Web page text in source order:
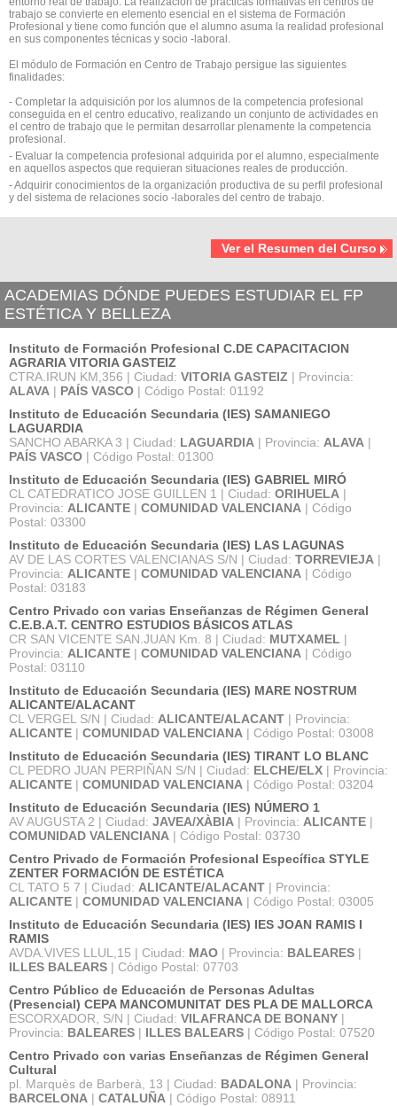
trabajo se convierte en elemento esencial en el sistema de Formación
Profesional y tiene como función que el alumno asuma la realidad profesional
en sus componentes técnicas y socio -laboral.
El módulo de Formación en Centro de Trabajo persigue las siguientes
finalidades:
- Completar la adquisición por los alumnos de la competencia profesional
conseguida en el centro educativo, realizando un conjunto de actividades en
el centro de trabajo que le permitan desarrollar plenamente la competencia
profesional.
- Evaluar la competencia profesional adquirida por el alumno, especialmente
en aquellos aspectos que requieran situaciones reales de producción.
- Adquirir conocimientos de la organización productiva de su perfil profesional
y del sistema de relaciones socio -laborales del centro de trabajo.
Ver el Resumen del Curso
ACADEMIAS DÓNDE PUEDES ESTUDIAR EL FP
ESTÉTICA Y BELLEZA
Instituto de Formación Profesional C.DE CAPACITACION
AGRARIA VITORIA GASTEIZ
CTRA.IRUN KM,356 | Ciudad: VITORIA GASTEIZ | Provincia:
ALAVA | PAÍS VASCO | Código Postal: 01192
Instituto de Educación Secundaria (IES) SAMANIEGO
LAGUARDIA
SANCHO ABARKA 3 | Ciudad: LAGUARDIA | Provincia: ALAVA |
PAÍS VASCO | Código Postal: 01300
Instituto de Educación Secundaria (IES) GABRIEL MIRÓ
CL CATEDRATICO JOSE GUILLEN 1 | Ciudad: ORIHUELA |
Provincia: ALICANTE | COMUNIDAD VALENCIANA | Código
Postal: 03300
Instituto de Educación Secundaria (IES) LAS LAGUNAS
AV DE LAS CORTES VALENCIANAS S/N | Ciudad: TORREVIEJA |
Provincia: ALICANTE | COMUNIDAD VALENCIANA | Código
Postal: 03183
Centro Privado con varias Enseñanzas de Régimen General
C.E.B.A.T. CENTRO ESTUDIOS BÁSICOS ATLAS
CR SAN VICENTE SAN.JUAN Km. 8 | Ciudad: MUTXAMEL |
Provincia: ALICANTE | COMUNIDAD VALENCIANA | Código
Postal: 03110
Instituto de Educación Secundaria (IES) MARE NOSTRUM
ALICANTE/ALACANT
CL VERGEL S/N | Ciudad: ALICANTE/ALACANT | Provincia:
ALICANTE | COMUNIDAD VALENCIANA | Código Postal: 03008
Instituto de Educación Secundaria (IES) TIRANT LO BLANC
CL PEDRO JUAN PERPIÑAN S/N | Ciudad: ELCHE/ELX | Provincia:
ALICANTE | COMUNIDAD VALENCIANA | Código Postal: 03204
Instituto de Educación Secundaria (IES) NÚMERO 1
AV AUGUSTA 2 | Ciudad: JAVEA/XÀBIA | Provincia: ALICANTE |
COMUNIDAD VALENCIANA | Código Postal: 03730
Centro Privado de Formación Profesional Específica STYLE
ZENTER FORMACIÓN DE ESTÉTICA
CL TATO 5 7 | Ciudad: ALICANTE/ALACANT | Provincia:
ALICANTE | COMUNIDAD VALENCIANA | Código Postal: 03005
Instituto de Educación Secundaria (IES) IES JOAN RAMIS I
RAMIS
AVDA.VIVES LLUL,15 | Ciudad: MAO | Provincia: BALEARES |
ILLES BALEARS | Código Postal: 07703
Centro Público de Educación de Personas Adultas
(Presencial) CEPA MANCOMUNITAT DES PLA DE MALLORCA
ESCORXADOR, S/N | Ciudad: VILAFRANCA DE BONANY |
Provincia: BALEARES | ILLES BALEARS | Código Postal: 07520
Centro Privado con varias Enseñanzas de Régimen General
Cultural
pl. Marquès de Barberà, 13 | Ciudad: BADALONA | Provincia:
BARCELONA | CATALUÑA | Código Postal: 08911